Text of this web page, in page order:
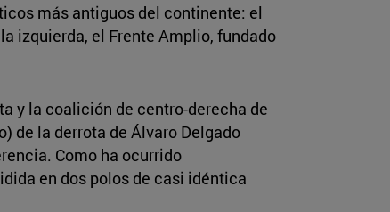
más antiguos del continente: el
izquierda, el Frente Amplio, fundado
y la coalición de centro-derecha de
de la derrota de Álvaro Delgado
Como ha ocurrido
en dos polos de casi idéntica